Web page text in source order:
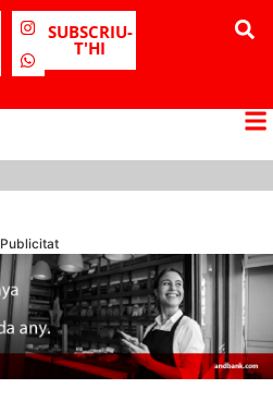
SUBSCRIU-
T'HI
Publicitat